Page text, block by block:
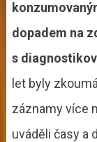
dopadem na
s
let byly
záznamy více
uváděli časy a